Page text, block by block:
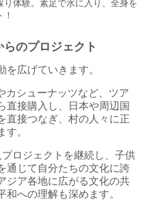
体験。素足で水に入り、全身を
のプロジェクト
広げていきます。
カシューナッツなど、ツア
直接購入し、日本や周辺国
直接つなぎ、村の人々に正
。
ロジェクトを継続し、子供
通じて自分たちの文化に誇
ジア各地に広がる文化の共
への理解も深めます。